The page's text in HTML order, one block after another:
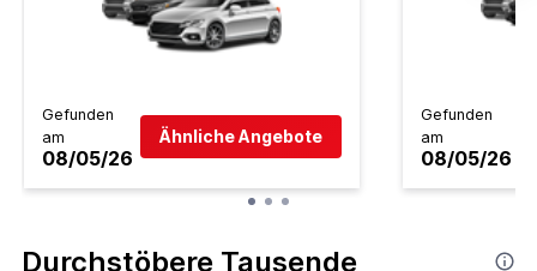
Gefunden
am
08/05/26
Ähnliche Angebote
Gefunden
am
08/05/26
Durchstöbere Tausende